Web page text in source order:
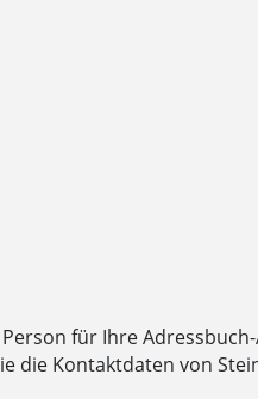
für Ihre
die Kontaktdaten von